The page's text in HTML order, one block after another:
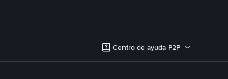
Centro de ayuda P2P